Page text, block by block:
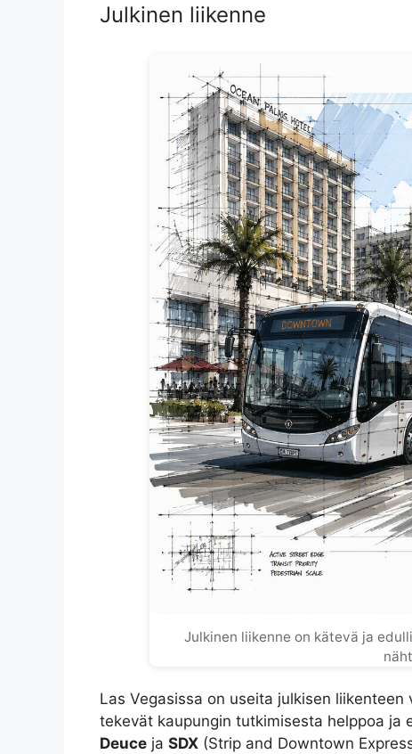
Julkinen liikenne
Julkinen liikenne on kätevä ja
Las Vegasissa on useita julkisen liikenteen
tekevät kaupungin tutkimisesta helppoa ja
Deuce ja SDX (Strip and Downtown